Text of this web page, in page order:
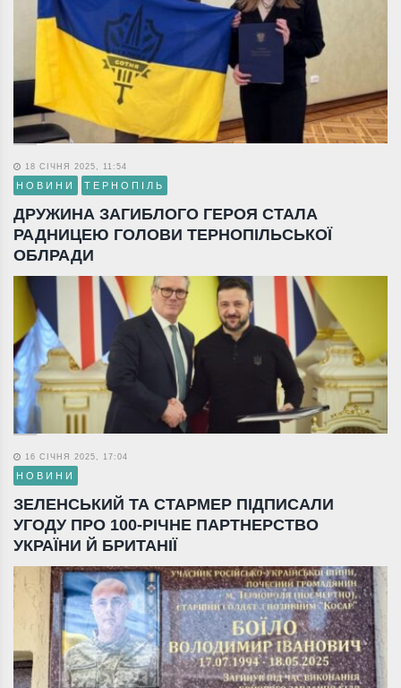
18 СІЧНЯ 2025, 11:54
НОВИНИ ТЕРНОПІЛЬ
ДРУЖИНА ЗАГИБЛОГО ГЕРОЯ СТАЛА
РАДНИЦЕЮ ГОЛОВИ ТЕРНОПІЛЬСЬКОЇ
ОБЛРАДИ
16 СІЧНЯ 2025, 17:04
НОВИНИ
ЗЕЛЕНСЬКИЙ ТА СТАРМЕР ПІДПИСАЛИ
УГОДУ ПРО 100-РІЧНЕ ПАРТНЕРСТВО
УКРАЇНИ Й БРИТАНІЇ